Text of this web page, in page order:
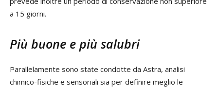
a 15 giorni.
Più buone e più salubri
Parallelamente sono state condotte da Astra, analisi
chimico-fisiche e sensoriali sia per definire meglio le